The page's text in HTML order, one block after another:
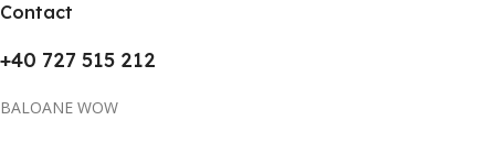
Contact
+40 727 515 212
BALOANE WOW